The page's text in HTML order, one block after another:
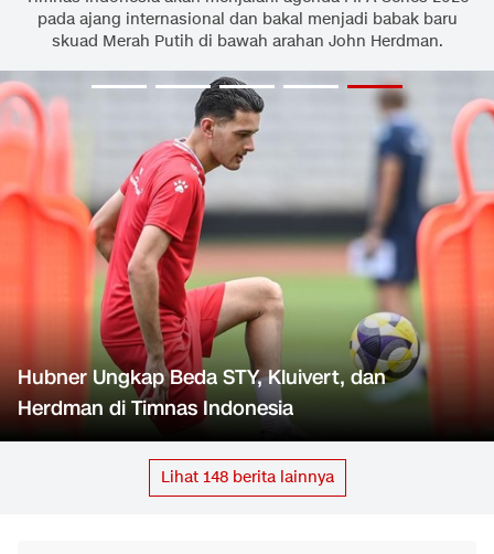
pada ajang internasional dan bakal menjadi babak baru
skuad Merah Putih di bawah arahan John Herdman.
Hubner Ungkap Beda STY, Kluivert, dan
Herdman di Timnas Indonesia
Lihat 148berita lainnya